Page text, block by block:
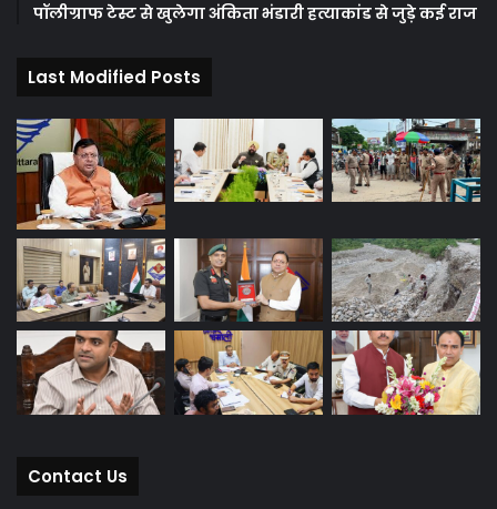
पॉलीग्राफ टेस्ट से खुलेगा अंकिता भंडारी हत्याकांड से जुड़े कई राज
Last Modified Posts
Contact Us